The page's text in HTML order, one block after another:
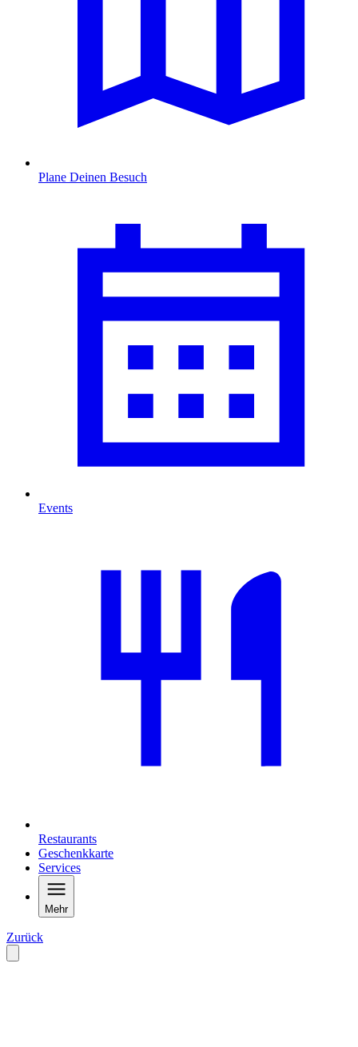
Plane Deinen Besuch
Events
Restaurants
Geschenkkarte
Services
Mehr
Zurück